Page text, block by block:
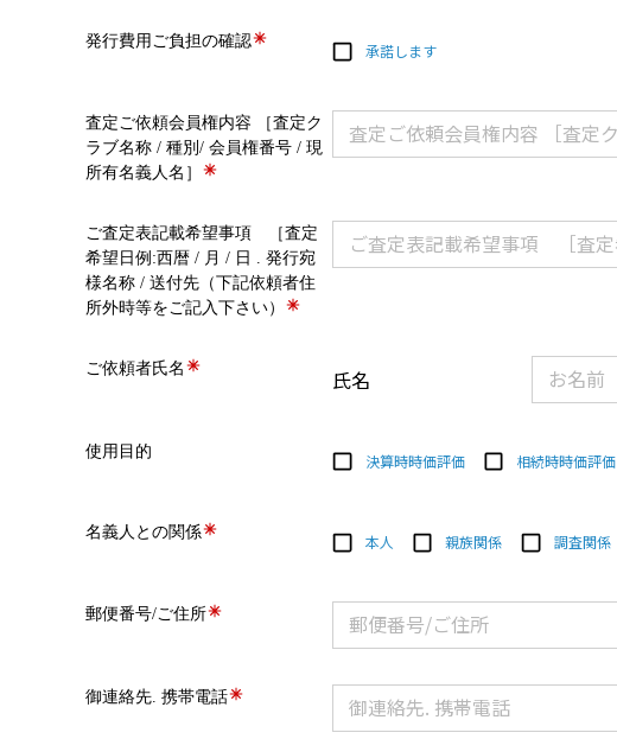
発行費用ご負担の確認 承諾します
査定ご依頼会員権内容 ［査定ク
ラブ名称 / 種別/ 会員権番号 / 現
所有名義人名］
ご査定表記載希望事項 ［査定
希望日例:西暦 / 月 / 日 . 発行宛
様名称 / 送付先（下記依頼者住
所外時等をご記入下さい）
ご依頼者氏名 氏名
使用目的 決算時時価評価 相続時時価評価
名義人との関係 本人 親族関係 調査関係
郵便番号/ご住所
御連絡先. 携帯電話